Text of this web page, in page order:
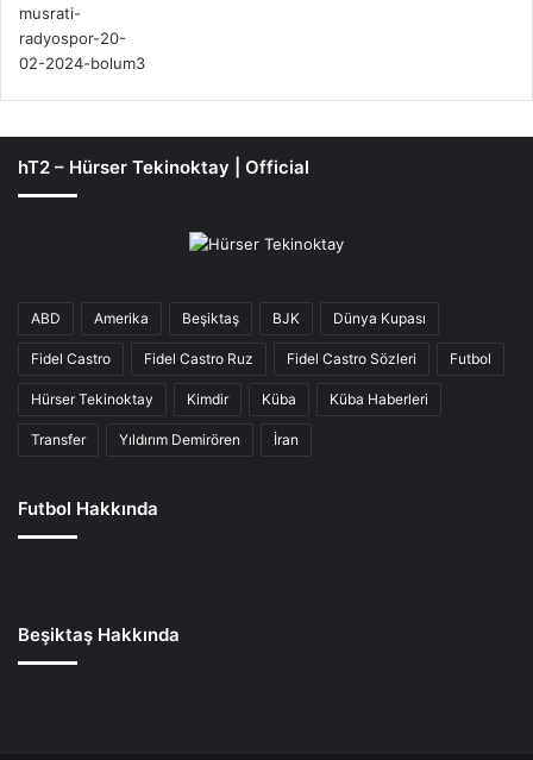
hT2 – Hürser Tekinoktay | Official
ABD Amerika Beşiktaş BJK Dünya Kupası
Fidel Castro Fidel Castro Ruz Fidel Castro Sözleri Futbol
Hürser Tekinoktay Kimdir Küba Küba Haberleri
Transfer Yıldırım Demirören İran
Futbol Hakkında
Beşiktaş Hakkında